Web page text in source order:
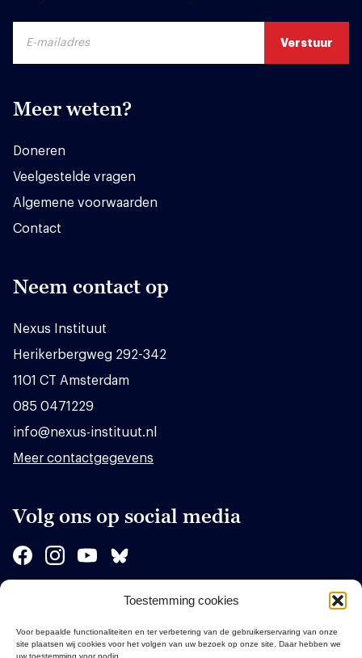
Toestemming cookies
Voor bepaalde functionaliteiten en ter verbetering van de gebruikerservaring van onze
site plaatsen wij cookies voor het volgen van uw bezoek op onze site. Daar hebben we
uw toestemming voor nodig.
Meer weten?
Doneren
Veelgestelde vragen
Algemene voorwaarden
Contact
Neem contact op
Nexus Instituut
Herikerbergweg 292-342
1101 CT Amsterdam
085 0471229
info@nexus-instituut.nl
Meer contactgegevens
Volg ons op social media